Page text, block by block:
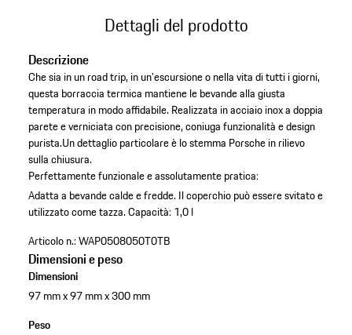
Dettagli del prodotto
Descrizione
Che sia in un road trip, in un'escursione o nella vita di tutti i giorni,
questa borraccia termica mantiene le bevande alla giusta
temperatura in modo affidabile. Realizzata in acciaio inox a doppia
parete e verniciata con precisione, coniuga funzionalità e design
purista.Un dettaglio particolare è lo stemma Porsche in rilievo
sulla chiusura.
Perfettamente funzionale e assolutamente pratica:
Adatta a bevande calde e fredde. Il coperchio può essere svitato e
utilizzato come tazza.Capacità: 1,0 l
Articolo n.:WAP0508050T0TB
Dimensioni e peso
Dimensioni
97 mm x 97 mm x 300 mm
Peso